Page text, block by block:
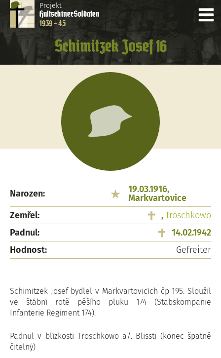
Projekt
HultschinerSoldaten
1939 - 45
Schimitzek Josef 16
Narozen:
19.03.1916,
Markvartovice
Zemřel:
,Troschkowo
Padnul:
14.02.1942
Hodnost:
Gefreiter
Schimitzek Josef bydlel v Markvartovicích čp 195. Sloužil
ve štábní rotě pěšího pluku 174 (Stabskompanie
Infanterie Regiment 174).
Padnul v blízkosti Troschkowo a/. Blissti (konec špatně
čitelný)